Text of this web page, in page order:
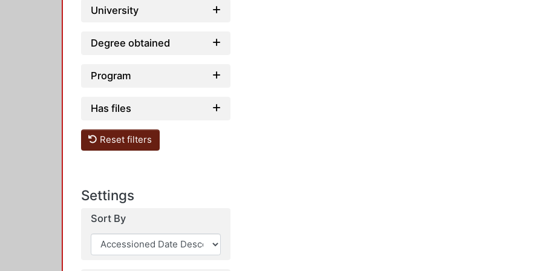
University
Degree obtained
Program
Has files
Reset filters
Settings
Sort By